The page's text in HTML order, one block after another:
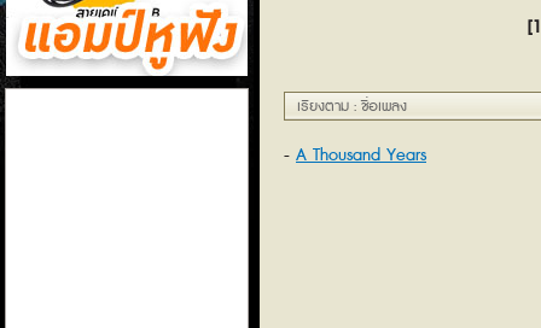
แอมป์หูฟัง เรียงตาม : ชื่อเพลง
A Thousand Years